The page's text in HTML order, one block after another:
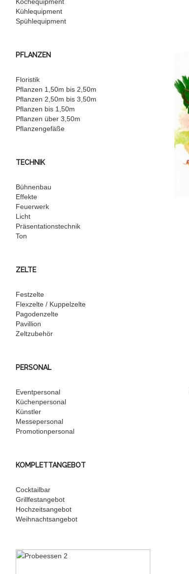
Kühlequipment
Spühlequipment
PFLANZEN
Floristik
Pflanzen 1,50m bis 2,50m
Pflanzen 2,50m bis 3,50m
Pflanzen bis 1,50m
Pflanzen über 3,50m
Pflanzengefäße
TECHNIK
Bühnenbau
Effekte
Feuerwerk
Licht
Präsentationstechnik
Ton
ZELTE
Festzelte
Flexzelte / Kuppelzelte
Pagodenzelte
Pavillion
Zeltzubehör
PERSONAL
Eventpersonal
Küchenpersonal
Künstler
Messepersonal
Promotionpersonal
KOMPLETTANGEBOT
Cocktailbar
Grillfestangebot
Hochzeitsangebot
Weihnachtsangebot